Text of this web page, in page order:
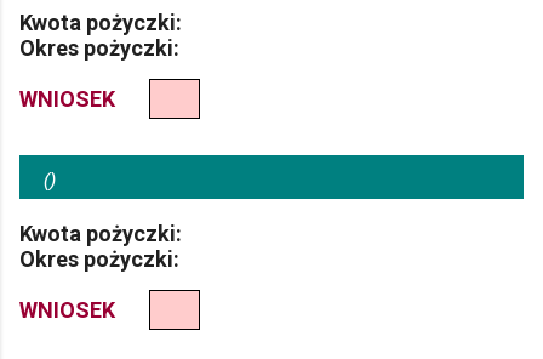
Kwota pożyczki:
Okres pożyczki:
WNIOSEK
()
Kwota pożyczki:
Okres pożyczki:
WNIOSEK